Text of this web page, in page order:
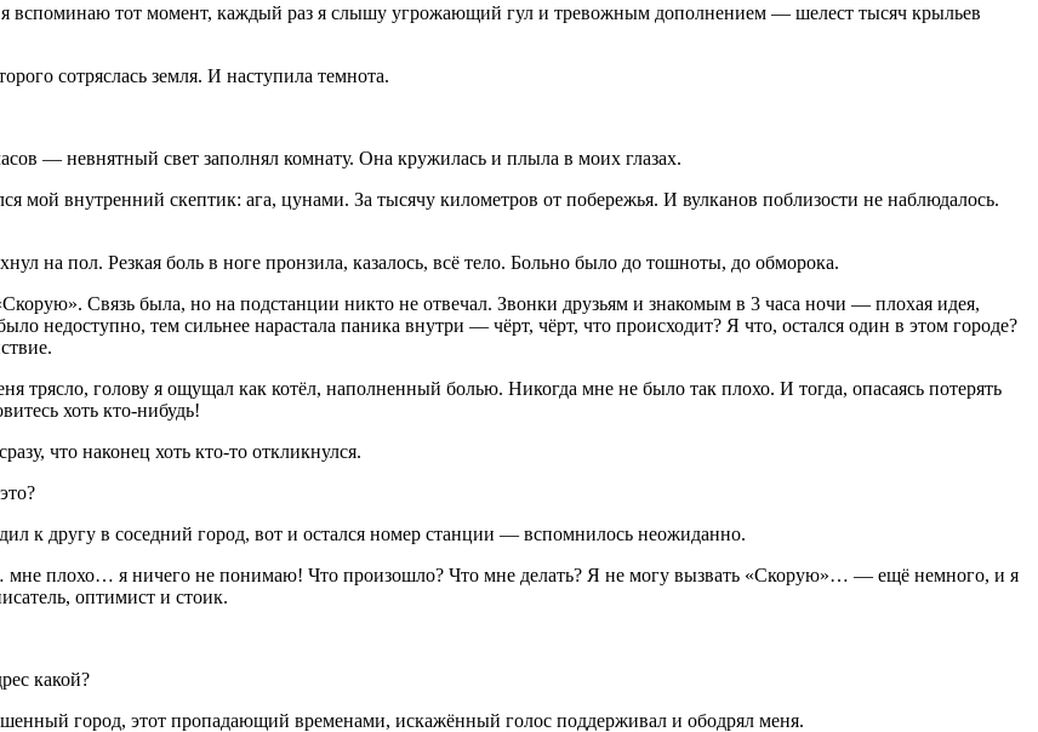
вспоминаю тот момент, каждый раз я слышу угрожающий гул и тревожным дополнением — шелест тысяч крыльев
сотряслась земля. И наступила темнота.
— невнятный свет заполнял комнату. Она кружилась и плыла в моих глазах.
мой внутренний скептик: ага, цунами. За тысячу километров от побережья. И вулканов поблизости не наблюдалось.
на пол. Резкая боль в ноге пронзила, казалось, всё тело. Больно было до тошноты, до обморока.
Связь была, но на подстанции никто не отвечал. Звонки друзьям и знакомым в 3 часа ночи — плохая идея,
недоступно, тем сильнее нарастала паника внутри — чёрт, чёрт, что происходит? Я что, остался один в этом городе?
трясло, голову я ощущал как котёл, наполненный болью. Никогда мне не было так плохо. И тогда, опасаясь потерять
хоть кто-нибудь!
что наконец хоть кто-то откликнулся.
к другу в соседний город, вот и остался номер станции — вспомнилось неожиданно.
плохо… я ничего не понимаю! Что произошло? Что мне делать? Я не могу вызвать «Скорую»… — ещё немного, и я
оптимист и стоик.
какой?
город, этот пропадающий временами, искажённый голос поддерживал и ободрял меня.